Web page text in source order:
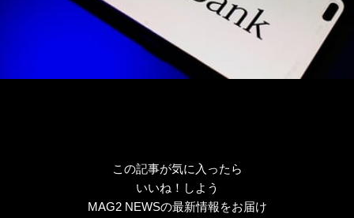
この記事が気に入ったら
いいね！しよう
MAG2 NEWSの最新情報をお届け